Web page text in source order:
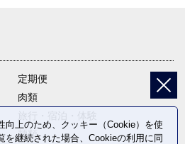
定期便
肉類
麺類
向上のため、クッキー（Cookie）を使
を継続された場合、Cookieの利用に同